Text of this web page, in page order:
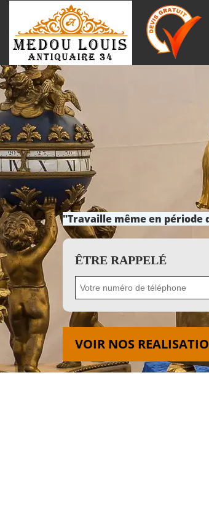
"Travaille même en période
ÊTRE RAPPELÉ
VOIR NOS